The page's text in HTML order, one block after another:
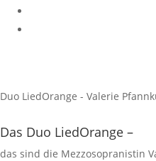
Duo LiedOrange - Valerie
Das Duo LiedOrange –
das sind die Mezzosopranistin